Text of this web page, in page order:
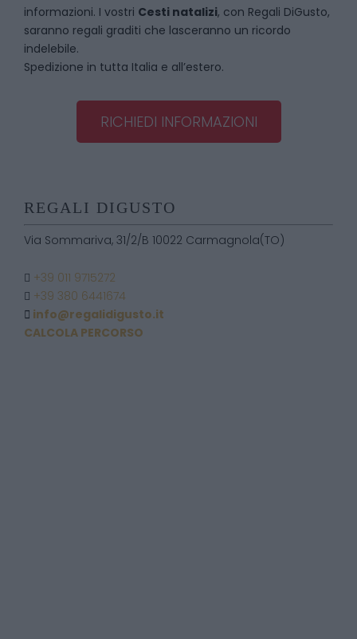
informazioni. I vostri Cesti natalizi, con Regali DiGusto,
saranno regali graditi che lasceranno un ricordo
indelebile.
Spedizione in tutta Italia e all’estero.
RICHIEDI INFORMAZIONI
REGALI DIGUSTO
Via Sommariva, 31/2/B 10022 Carmagnola(TO)
+39 011 9715272
+39 380 6441674
info@regalidigusto.it
CALCOLA PERCORSO